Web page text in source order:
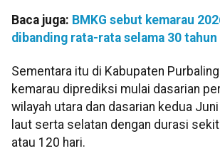
Baca juga: BMKG sebut kemarau
dibanding rata-rata selama 30 tahun
Sementara itu di Kabupaten
kemarau diprediksi mulai dasarian
wilayah utara dan dasarian kedua
laut serta selatan dengan durasi
atau 120 hari.